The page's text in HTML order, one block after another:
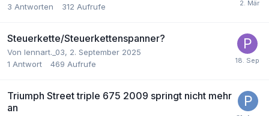
3 Antworten 312 Aufrufe
Steuerkette/Steuerkettenspanner?
Von lennart._03, 2. September 2025
1 Antwort 469 Aufrufe
Triumph Street triple 675 2009 springt nicht mehr
an